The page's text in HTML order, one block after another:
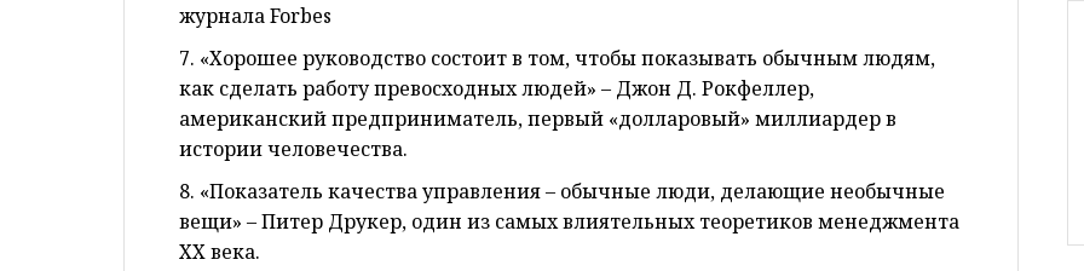
журнала Forbes
7. «Хорошее руководство состоит в том, чтобы показывать обычным людям,
как сделать работу превосходных людей» – Джон Д. Рокфеллер,
американский предприниматель, первый «долларовый» миллиардер в
истории человечества.
8. «Показатель качества управления – обычные люди, делающие необычные
вещи» – Питер Друкер, один из самых влиятельных теоретиков менеджмента
XX века.